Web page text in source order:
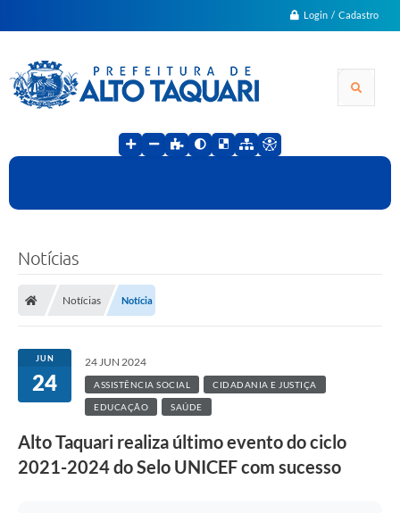
Login / Cadastro
Notícias
Notícias Notícia
JUN
24
24 JUN 2024
ASSISTÊNCIA SOCIAL CIDADANIA E JUSTIÇA
EDUCAÇÃO SAÚDE
Alto Taquari realiza último evento do ciclo
2021-2024 do Selo UNICEF com sucesso